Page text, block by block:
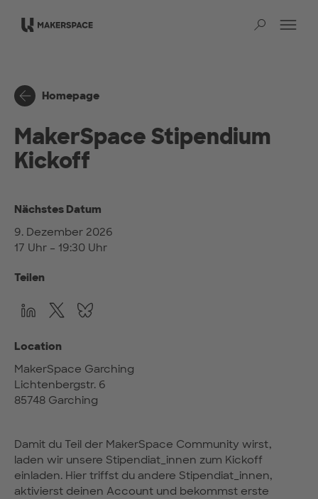
Homepage
MakerSpace Stipendium
Kickoff
Nächstes Datum
9. Dezember 2026
17 Uhr – 19:30 Uhr
Teilen
Location
MakerSpace Garching
Lichtenbergstr. 6
85748 Garching
Damit du Teil der MakerSpace Community wirst,
laden wir unsere Stipendiat_innen zum Kickoff
einladen. Hier triffst du andere Stipendiat_innen,
aktivierst deinen Account und bekommst erste